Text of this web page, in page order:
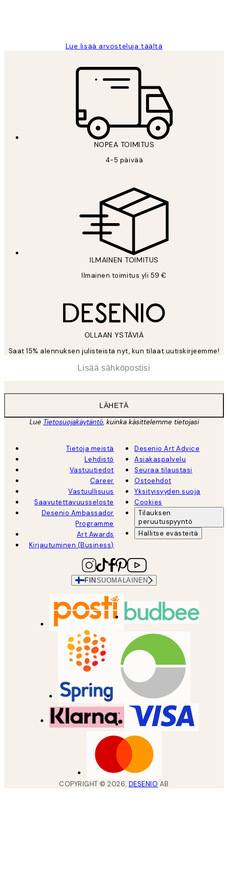
Lue lisää arvosteluja täältä
NOPEA TOIMITUS
4-5 päivää
ILMAINEN TOIMITUS
Ilmainen toimitus yli 59 €
OLLAAN YSTÄVIÄ
Saat 15% alennuksen julisteista nyt, kun tilaat uutiskirjeemme!
LÄHETÄ
Lue Tietosuojakäytäntö, kuinka käsittelemme tietojasi
Tietoja meistä
Lehdistö
Vastuutiedot
Career
Vastuullisuus
Saavutettavuusseloste
Desenio Ambassador
Programme
Art Awards
Kirjautuminen (Business)
Desenio Art Advice
Asiakaspalvelu
Seuraa tilaustasi
Ostoehdot
Yksityisyyden suoja
Cookies
Tilauksen
peruutuspyyntö
Hallitse evästeitä
FIN SUOMALAINEN
COPYRIGHT ©2026, DESENIO AB